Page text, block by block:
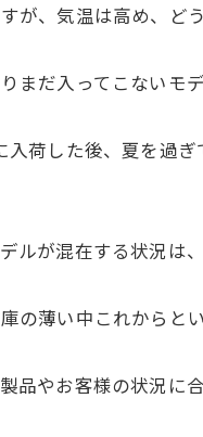
が、気温は高め、ど
だ入ってこないモ
荷した後、夏を過
が混在する状況は
薄い中これからと
やお客様の状況に